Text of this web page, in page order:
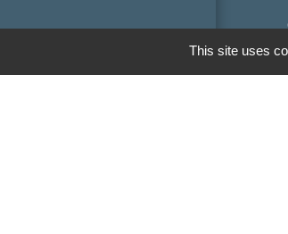
This site uses